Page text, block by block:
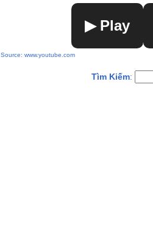
▶ Play
Source: www.youtube.com
Tìm Kiếm: